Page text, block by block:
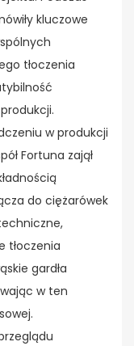
kluczowe
tłoczenia
w produkcji
Fortuna zajął
do ciężarówek
tłoczenia
gardła
w ten